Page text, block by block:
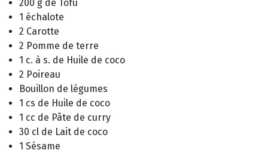
200 g de Tofu
1 échalote
2 Carotte
2 Pomme de terre
1 c. à s. de Huile de coco
2 Poireau
Bouillon de légumes
1 cs de Huile de coco
1 cc de Pâte de curry
30 cl de Lait de coco
1 Sésame